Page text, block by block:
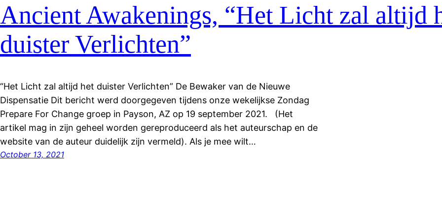
Ancient Awakenings, “Het Licht zal altijd
duister Verlichten”
“Het Licht zal altijd het duister Verlichten” De Bewaker van de Nieuwe
Dispensatie Dit bericht werd doorgegeven tijdens onze wekelijkse Zondag
Prepare For Change groep in Payson, AZ op 19 september 2021. (Het
artikel mag in zijn geheel worden gereproduceerd als het auteurschap en de
website van de auteur duidelijk zijn vermeld). Als je mee wilt…
October 13, 2021